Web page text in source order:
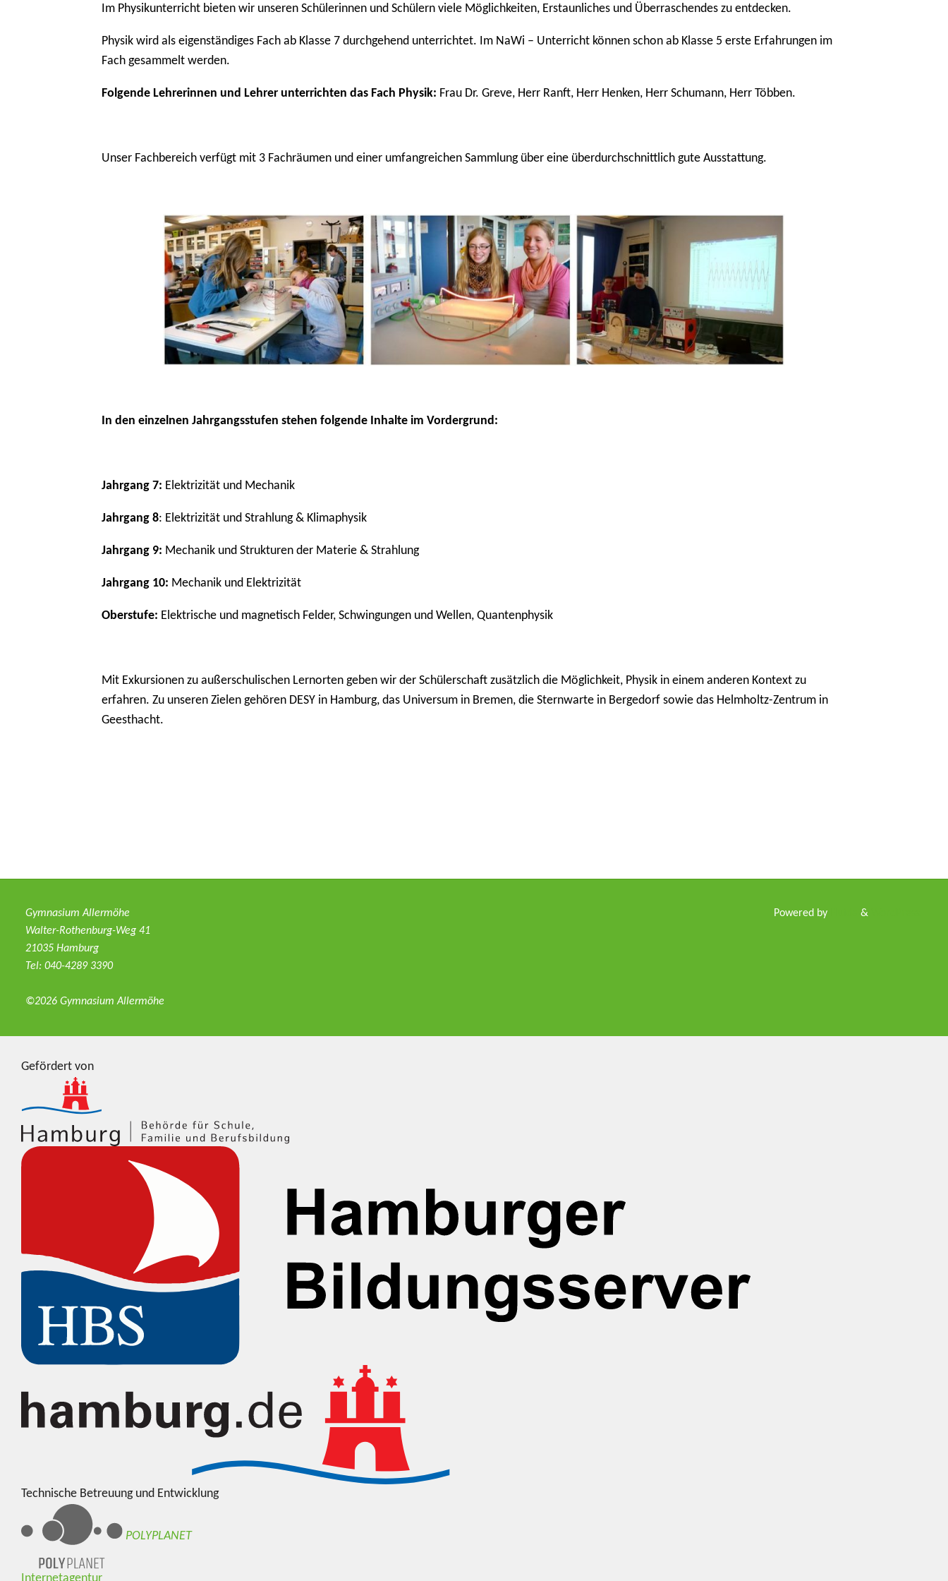
Im Physikunterricht bieten wir unseren Schülerinnen und Schülern viele Möglichkeiten, Erstaunliches und Überraschendes zu entdecken.
Physik wird als eigenständiges Fach ab Klasse 7 durchgehend unterrichtet. Im NaWi – Unterricht können schon ab Klasse 5 erste Erfahrungen im
Fach gesammelt werden.
Folgende Lehrerinnen und Lehrer unterrichten das Fach Physik: Frau Dr. Greve, Herr Ranft, Herr Henken, Herr Schumann, Herr Többen.
Unser Fachbereich verfügt mit 3 Fachräumen und einer umfangreichen Sammlung über eine überdurchschnittlich gute Ausstattung.
In den einzelnen Jahrgangsstufen stehen folgende Inhalte im Vordergrund:
Jahrgang 7: Elektrizität und Mechanik
Jahrgang 8: Elektrizität und Strahlung & Klimaphysik
Jahrgang 9: Mechanik und Strukturen der Materie & Strahlung
Jahrgang 10: Mechanik und Elektrizität
Oberstufe: Elektrische und magnetisch Felder, Schwingungen und Wellen, Quantenphysik
Mit Exkursionen zu außerschulischen Lernorten geben wir der Schülerschaft zusätzlich die Möglichkeit, Physik in einem anderen Kontext zu
erfahren. Zu unseren Zielen gehören DESY in Hamburg, das Universum in Bremen, die Sternwarte in Bergedorf sowie das Helmholtz-Zentrum in
Geesthacht.
Gymnasium Allermöhe
Walter-Rothenburg-Weg 41
21035 Hamburg
Tel: 040-4289 3390
©2026 Gymnasium Allermöhe
Powered by &
Gefördert von
Technische Betreuung und Entwicklung
POLYPLANET
Internetagentur